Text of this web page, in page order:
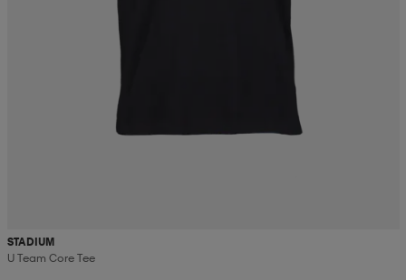
STADIUM
U Team Core Tee